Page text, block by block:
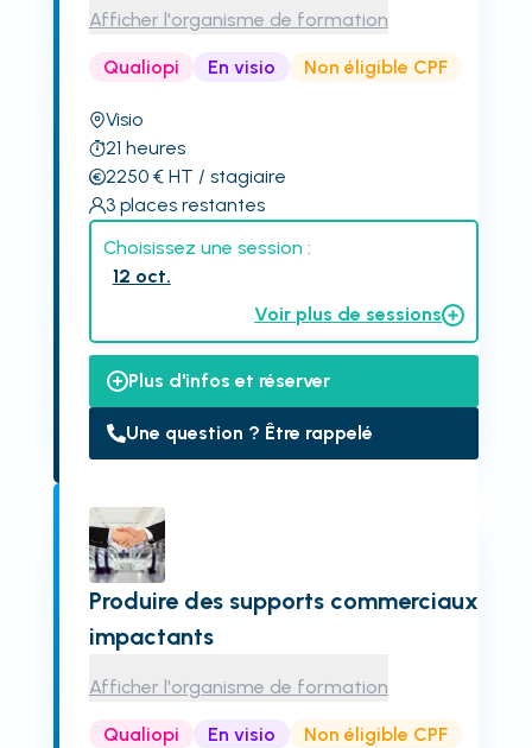
Afficher l'organisme de formation
Qualiopi En visio Non éligible CPF
Visio
21 heures
2250€ HT / stagiaire
3 places restantes
Choisissez une session :
12 oct.
Voir plus de sessions
Plus d'infos et réserver
Une question ? Être rappelé
Produire des supports commerciaux
impactants
Afficher l'organisme de formation
Qualiopi En visio Non éligible CPF